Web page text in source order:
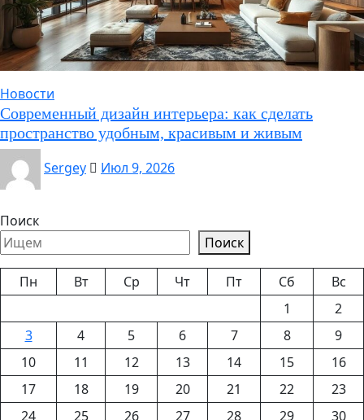
Новости
Современный дизайн интерьера: как сделать
пространство удобным, красивым и живым
Sergey
Июл 9, 2026
Поиск
Поиск
Пн Вт Ср Чт Пт Сб
Вс
1
2
3
4 5 6 7 8
9
10
11 12 13 14 15
16
17
18 19 20 21 22
23
24
25 26 27 28 29
30